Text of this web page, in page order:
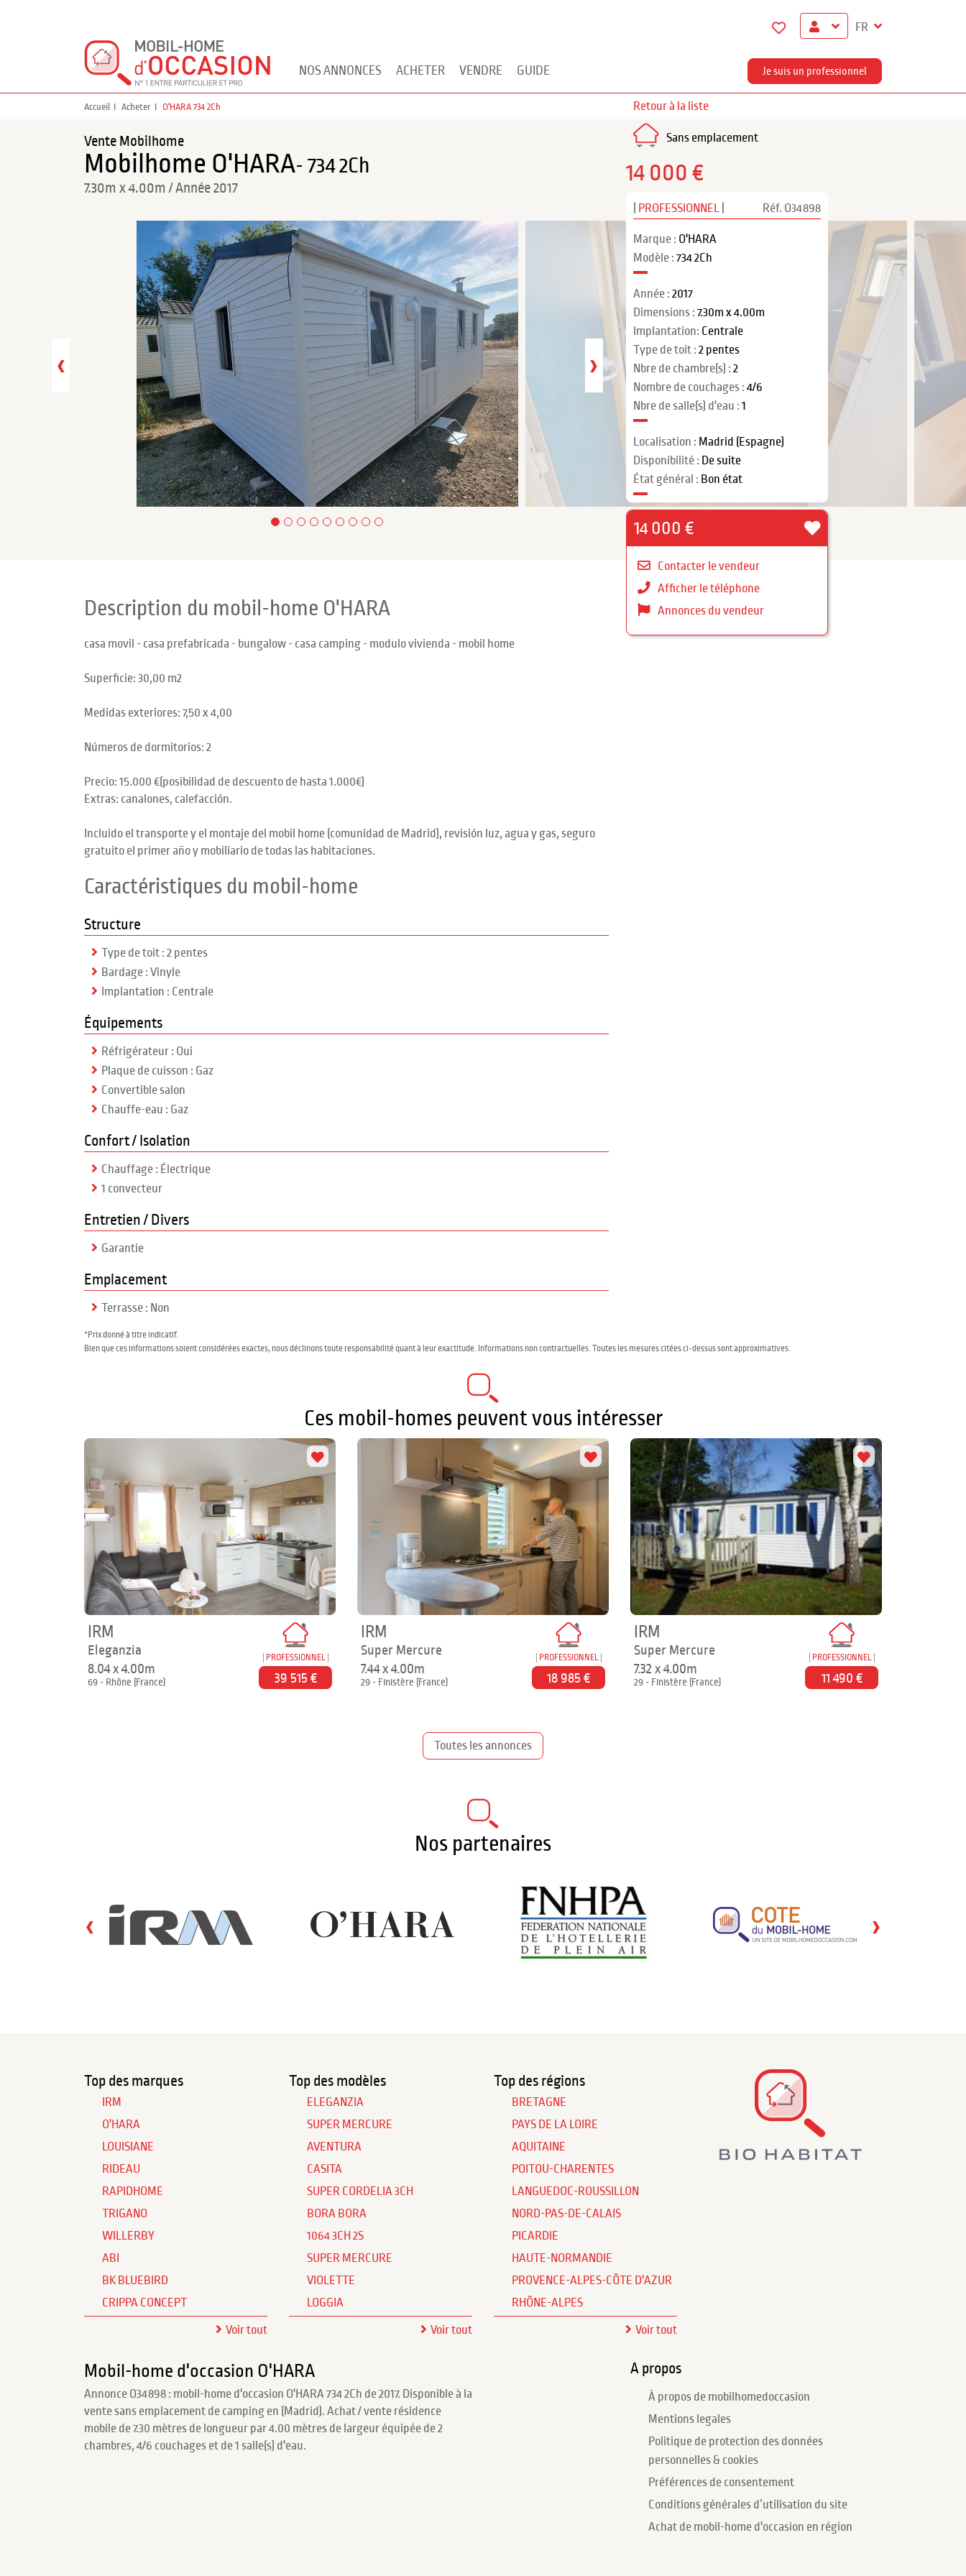
FR
NOS ANNONCES ACHETER VENDRE GUIDE Je suis un professionnel
Accueil Acheter O'HARA 734 2Ch
Vente Mobilhome
Mobilhome O'HARA- 734 2Ch
7.30m x 4.00m / Année 2017
‹ ›
Retour à la liste
Sans emplacement
14 000 €
PROFESSIONNEL Réf. O34898
Marque : O'HARA
Modèle :734 2Ch
Année :2017
Dimensions :7.30m x 4.00m
Implantation: Centrale
Type de toit :2 pentes
Nbre de chambre(s) :2
Nombre de couchages :4/6
Nbre de salle(s) d'eau :1
Localisation : Madrid (Espagne)
Disponibilité : De suite
État général : Bon état
14 000 €
Contacter le vendeur
Afficher le téléphone
Annonces du vendeur
Description du mobil-home O'HARA
casa movil - casa prefabricada - bungalow - casa camping - modulo vivienda - mobil home
Superficie: 30,00 m2
Medidas exteriores: 7,50 x 4,00
Números de dormitorios: 2
Precio: 15.000 €(posibilidad de descuento de hasta 1.000€)
Extras: canalones, calefacción.
Incluido el transporte y el montaje del mobil home (comunidad de Madrid), revisión luz, agua y gas, seguro
gratuito el primer año y mobiliario de todas las habitaciones.
Caractéristiques du mobil-home
Structure
Type de toit : 2 pentes
Bardage : Vinyle
Implantation : Centrale
Équipements
Réfrigérateur : Oui
Plaque de cuisson : Gaz
Convertible salon
Chauffe-eau : Gaz
Confort / Isolation
Chauffage : Électrique
1 convecteur
Entretien / Divers
Garantie
Emplacement
Terrasse : Non
*Prix donné à titre indicatif.
Bien que ces informations soient considérées exactes, nous déclinons toute responsabilité quant à leur exactitude. Informations non contractuelles. Toutes les mesures citées ci-dessus sont approximatives.
Ces mobil-homes peuvent vous intéresser
IRM
Eleganzia
8.04 x 4.00m
69 - Rhône (France)
PROFESSIONNEL
39 515 €
IRM
Super Mercure
7.44 x 4.00m
29 - Finistère (France)
PROFESSIONNEL
18 985 €
IRM
Super Mercure
7.32 x 4.00m
29 - Finistère (France)
PROFESSIONNEL
11 490 €
Toutes les annonces
Nos partenaires
‹ ›
Top des marques
IRM
O'HARA
LOUISIANE
RIDEAU
RAPIDHOME
TRIGANO
WILLERBY
ABI
BK BLUEBIRD
CRIPPA CONCEPT
Voir tout
Top des modèles
ELEGANZIA
SUPER MERCURE
AVENTURA
CASITA
SUPER CORDELIA 3CH
BORA BORA
1064 3CH 2S
SUPER MERCURE
VIOLETTE
LOGGIA
Voir tout
Top des régions
BRETAGNE
PAYS DE LA LOIRE
AQUITAINE
POITOU-CHARENTES
LANGUEDOC-ROUSSILLON
NORD-PAS-DE-CALAIS
PICARDIE
HAUTE-NORMANDIE
PROVENCE-ALPES-CÔTE D'AZUR
RHÔNE-ALPES
Voir tout
Mobil-home d'occasion O'HARA
Annonce O34898 : mobil-home d'occasion O'HARA 734 2Ch de 2017. Disponible à la
vente sans emplacement de camping en (Madrid). Achat / vente résidence
mobile de 7.30 mètres de longueur par 4.00 mètres de largeur équipée de 2
chambres, 4/6 couchages et de 1 salle(s) d'eau.
A propos
À propos de mobilhomedoccasion
Mentions legales
Politique de protection des données
personnelles & cookies
Préférences de consentement
Conditions générales d’utilisation du site
Achat de mobil-home d'occasion en région